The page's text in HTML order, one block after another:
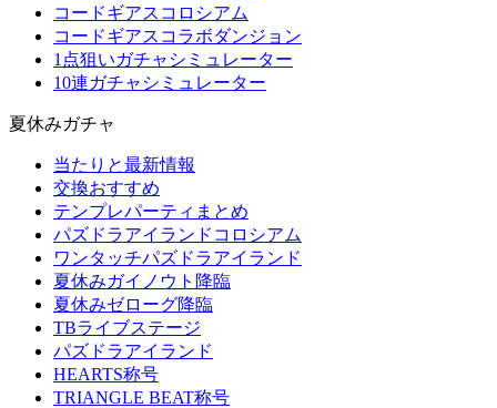
コードギアスコロシアム
コードギアスコラボダンジョン
1点狙いガチャシミュレーター
10連ガチャシミュレーター
夏休みガチャ
当たりと最新情報
交換おすすめ
テンプレパーティまとめ
パズドラアイランドコロシアム
ワンタッチパズドラアイランド
夏休みガイノウト降臨
夏休みゼローグ降臨
TBライブステージ
パズドラアイランド
HEARTS称号
TRIANGLE BEAT称号